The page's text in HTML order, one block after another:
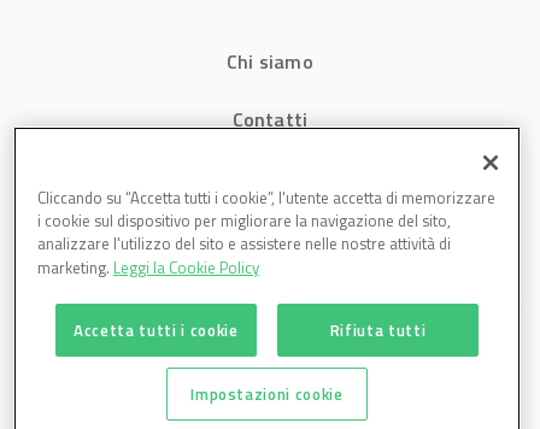
Chi siamo
Contatti
Cookies
Cliccando su “Accetta tutti i cookie”, l'utente accetta di memorizzare
i cookie sul dispositivo per migliorare la navigazione del sito,
analizzare l'utilizzo del sito e assistere nelle nostre attività di
marketing. Leggi la Cookie Policy
Accetta tutti i cookie Rifiuta tutti
Impostazioni cookie